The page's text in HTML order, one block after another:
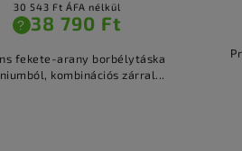
9 362 Ft
?
minőségű, fekete velúr huzat
fotelre, gumis...